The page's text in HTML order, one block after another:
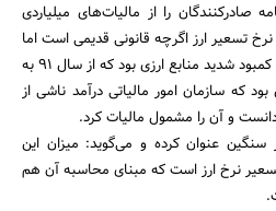
صادرکنندگان را از مالیات‌های میلیاردی
تسعیر ارز اگرچه قانونی قدیمی است اما
احیای آن به دلیل جهش نرخ ارز و کمبود شدید منابع ارزی بود که از سال 91 به
که سازمان امور مالیاتی درآمد ناشی از
و آن را مشمول مالیات کرد.
سنگین عنوان کرده و می‌گوید: میزان این
از تسعیر نرخ ارز است که مبنای محاسبه آن هم